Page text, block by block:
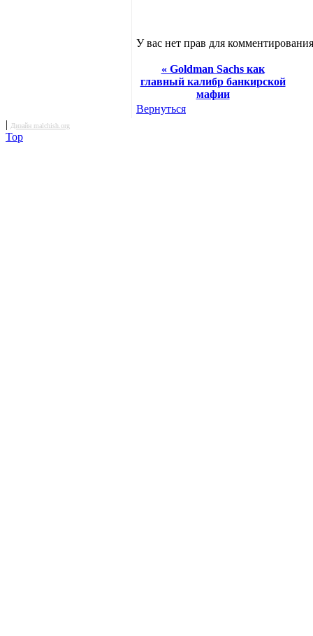
У вас нет прав для
« Goldman Sachs как
главный калибр банкирской
мафии
Вернуться
| Дизайн malchish.org
Top